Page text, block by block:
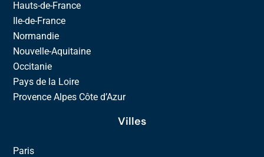
Hauts-de-France
Ile-de-France
Normandie
Nouvelle-Aquitaine
Occitanie
Pays de la Loire
Provence Alpes Côte d’Azur
Villes
Paris